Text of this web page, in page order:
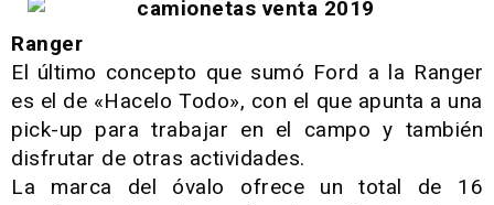
Ranger
El último concepto que sumó Ford a la Ranger
es el de «Hacelo Todo», con el que apunta a una
pick-up para trabajar en el campo y también
disfrutar de otras actividades.
La marca del óvalo ofrece un total de 16